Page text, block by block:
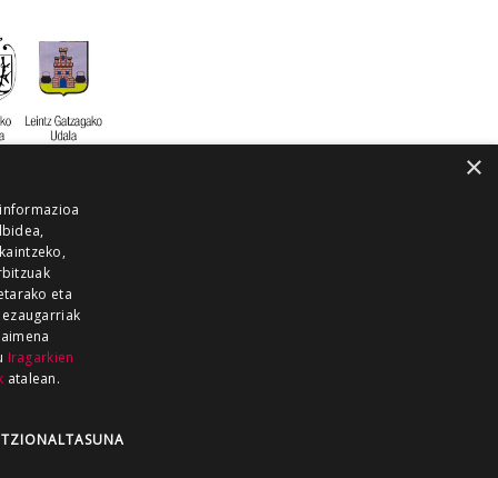
GUKA
GUKA
ZUMAIA GUKA
×
eta
Iragarkien
atalean.